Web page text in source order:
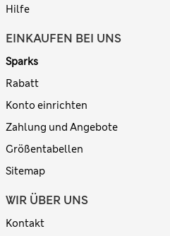
Hilfe
EINKAUFEN BEI UNS
Sparks
Rabatt
Konto einrichten
Zahlung und Angebote
Größentabellen
Sitemap
WIR ÜBER UNS
Kontakt